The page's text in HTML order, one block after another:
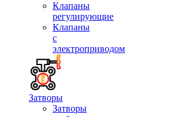
Клапаны
регулирующие
Клапаны
с
электроприводом
Затворы
Затворы